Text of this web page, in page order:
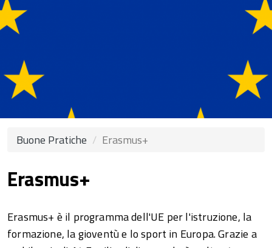
Buone Pratiche Erasmus+
Erasmus+
Erasmus+ è il programma dell'UE per l'istruzione, la
formazione, la gioventù e lo sport in Europa. Grazie a